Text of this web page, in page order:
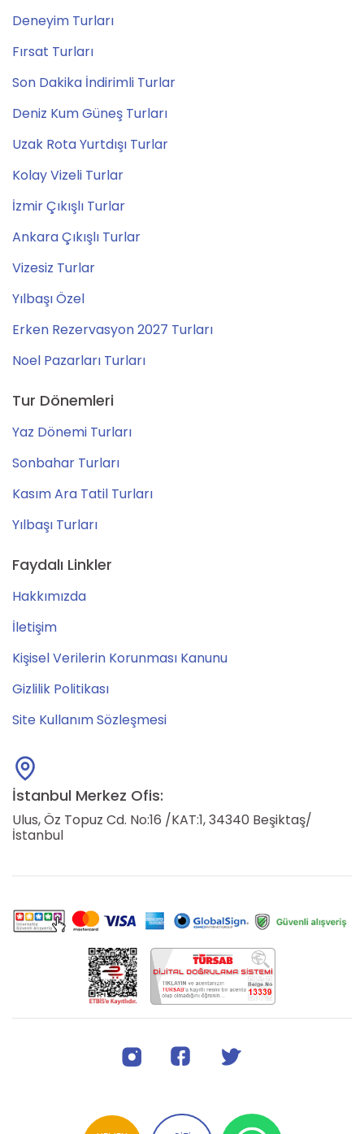
Deneyim Turları
Fırsat Turları
Son Dakika İndirimli Turlar
Deniz Kum Güneş Turları
Uzak Rota Yurtdışı Turlar
Kolay Vizeli Turlar
İzmir Çıkışlı Turlar
Ankara Çıkışlı Turlar
Vizesiz Turlar
Yılbaşı Özel
Erken Rezervasyon 2027 Turları
Noel Pazarları Turları
Tur Dönemleri
Yaz Dönemi Turları
Sonbahar Turları
Kasım Ara Tatil Turları
Yılbaşı Turları
Faydalı Linkler
Hakkımızda
İletişim
Kişisel Verilerin Korunması Kanunu
Gizlilik Politikası
Site Kullanım Sözleşmesi
İstanbul Merkez Ofis:
Ulus, Öz Topuz Cd. No:16 /KAT:1, 34340 Beşiktaş/
İstanbul